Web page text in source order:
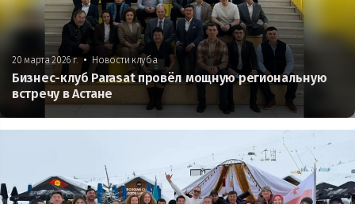
20 марта 2026 г. • Новости клуба
Бизнес-клуб Parasat провёл мощную региональную
встречу в Астане